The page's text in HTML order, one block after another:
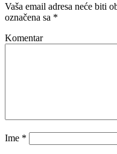
Vaša email adresa neće biti
označena sa *
Komentar
Ime *